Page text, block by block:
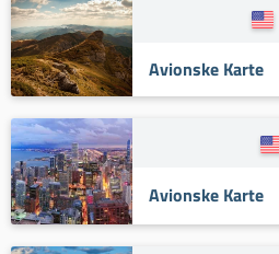
Avionske Karte
Avionske Karte